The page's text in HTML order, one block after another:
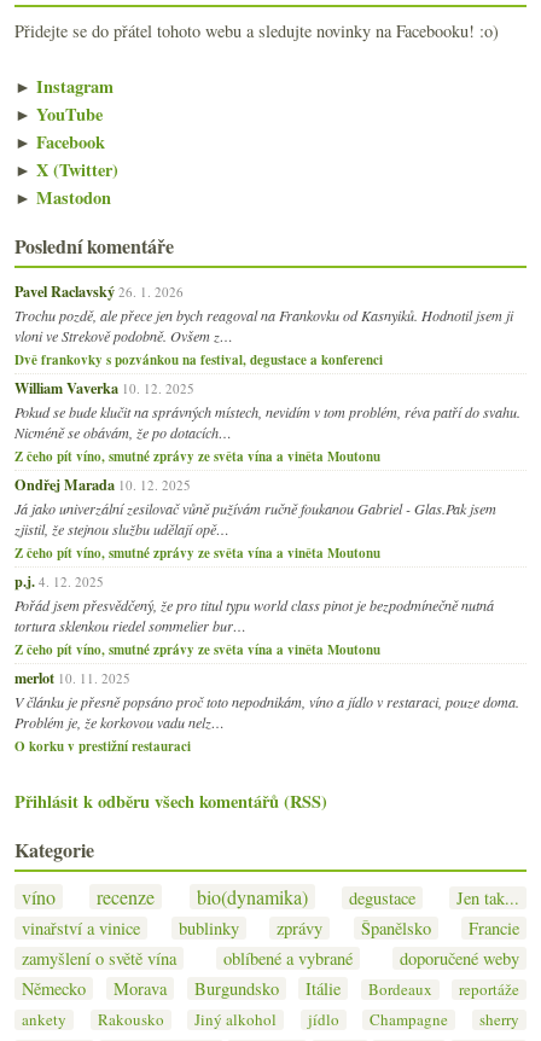
Přidejte se do přátel tohoto webu a sledujte novinky na Facebooku! :o)
► Instagram
► YouTube
► Facebook
► X (Twitter)
► Mastodon
Poslední komentáře
Pavel Raclavský 26. 1. 2026
Trochu pozdě, ale přece jen bych reagoval na Frankovku od Kasnyiků. Hodnotil jsem ji
vloni ve Strekově podobně. Ovšem z…
Dvě frankovky s pozvánkou na festival, degustace a konferenci
William Vaverka 10. 12. 2025
Pokud se bude klučit na správných místech, nevidím v tom problém, réva patří do svahu.
Nicméně se obávám, že po dotacích…
Z čeho pít víno, smutné zprávy ze světa vína a viněta Moutonu
Ondřej Marada 10. 12. 2025
Já jako univerzální zesilovač vůně pužívám ručně foukanou Gabriel - Glas.Pak jsem
zjistil, že stejnou službu udělají opě…
Z čeho pít víno, smutné zprávy ze světa vína a viněta Moutonu
p.j. 4. 12. 2025
Pořád jsem přesvědčený, že pro titul typu world class pinot je bezpodmínečně nutná
tortura sklenkou riedel sommelier bur…
Z čeho pít víno, smutné zprávy ze světa vína a viněta Moutonu
merlot 10. 11. 2025
V článku je přesně popsáno proč toto nepodnikám, víno a jídlo v restaraci, pouze doma.
Problém je, že korkovou vadu nelz…
O korku v prestižní restauraci
Přihlásit k odběru všech komentářů (RSS)
Kategorie
víno recenze bio(dynamika) degustace
Jen tak...
vinařství a vinice
bublinky zprávy Španělsko
Francie
zamyšlení o světě vína
oblíbené a vybrané
doporučené weby
Německo
Morava Burgundsko Itálie Bordeaux
reportáže
ankety
Rakousko Jiný alkohol jídlo Champagne
sherry